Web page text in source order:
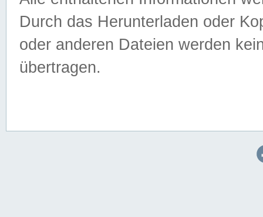
Durch das Herunterladen oder
oder anderen Dateien werden
übertragen.